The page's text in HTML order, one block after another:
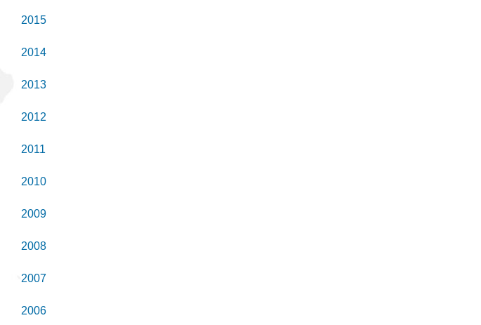
2015
2014
2013
2012
2011
2010
2009
2008
2007
2006